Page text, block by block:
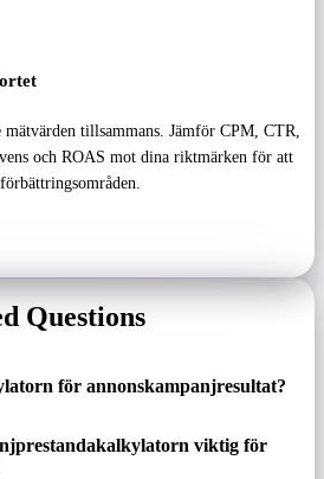
mätvärden tillsammans. Jämför CPM, CTR,
och ROAS mot dina riktmärken för att
Questions
för annonskampanjresultat?
viktig för